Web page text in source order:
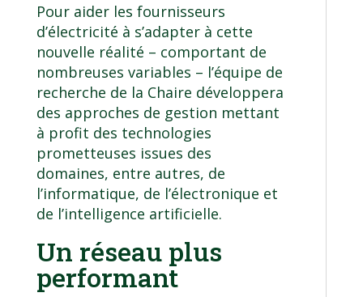
Pour aider les fournisseurs
d’électricité à s’adapter à cette
nouvelle réalité – comportant de
nombreuses variables – l’équipe de
recherche de la Chaire développera
des approches de gestion mettant
à profit des technologies
prometteuses issues des
domaines, entre autres, de
l’informatique, de l’électronique et
de l’intelligence artificielle.
Un réseau plus
performant